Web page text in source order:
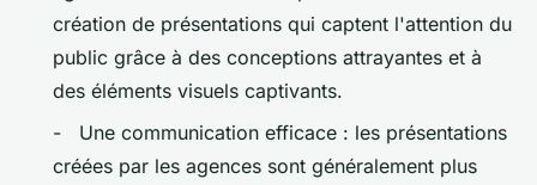
création de présentations qui captent l'attention du
public grâce à des conceptions attrayantes et à
des éléments visuels captivants.
- Une communication efficace : les présentations
créées par les agences sont généralement plus